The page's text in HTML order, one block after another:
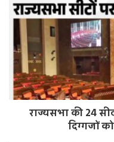
राज्यसभा की 24
दिग्गजों